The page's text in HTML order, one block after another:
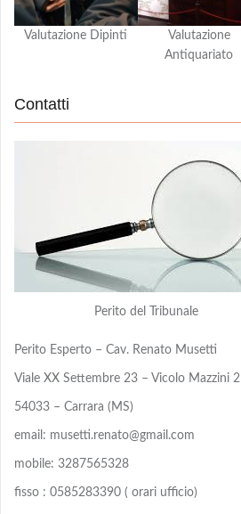
Valutazione Dipinti
Valutazione
Antiquariato
Contatti
Perito del Tribunale
Perito Esperto – Cav. Renato Musetti
Viale XX Settembre 23 – Vicolo Mazzini 2
54033 – Carrara (MS)
email: musetti.renato@gmail.com
mobile: 3287565328
fisso : 0585283390 ( orari ufficio)